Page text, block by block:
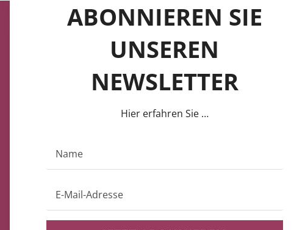
ABONNIEREN SIE
UNSEREN
NEWSLETTER
Hier erfahren Sie …